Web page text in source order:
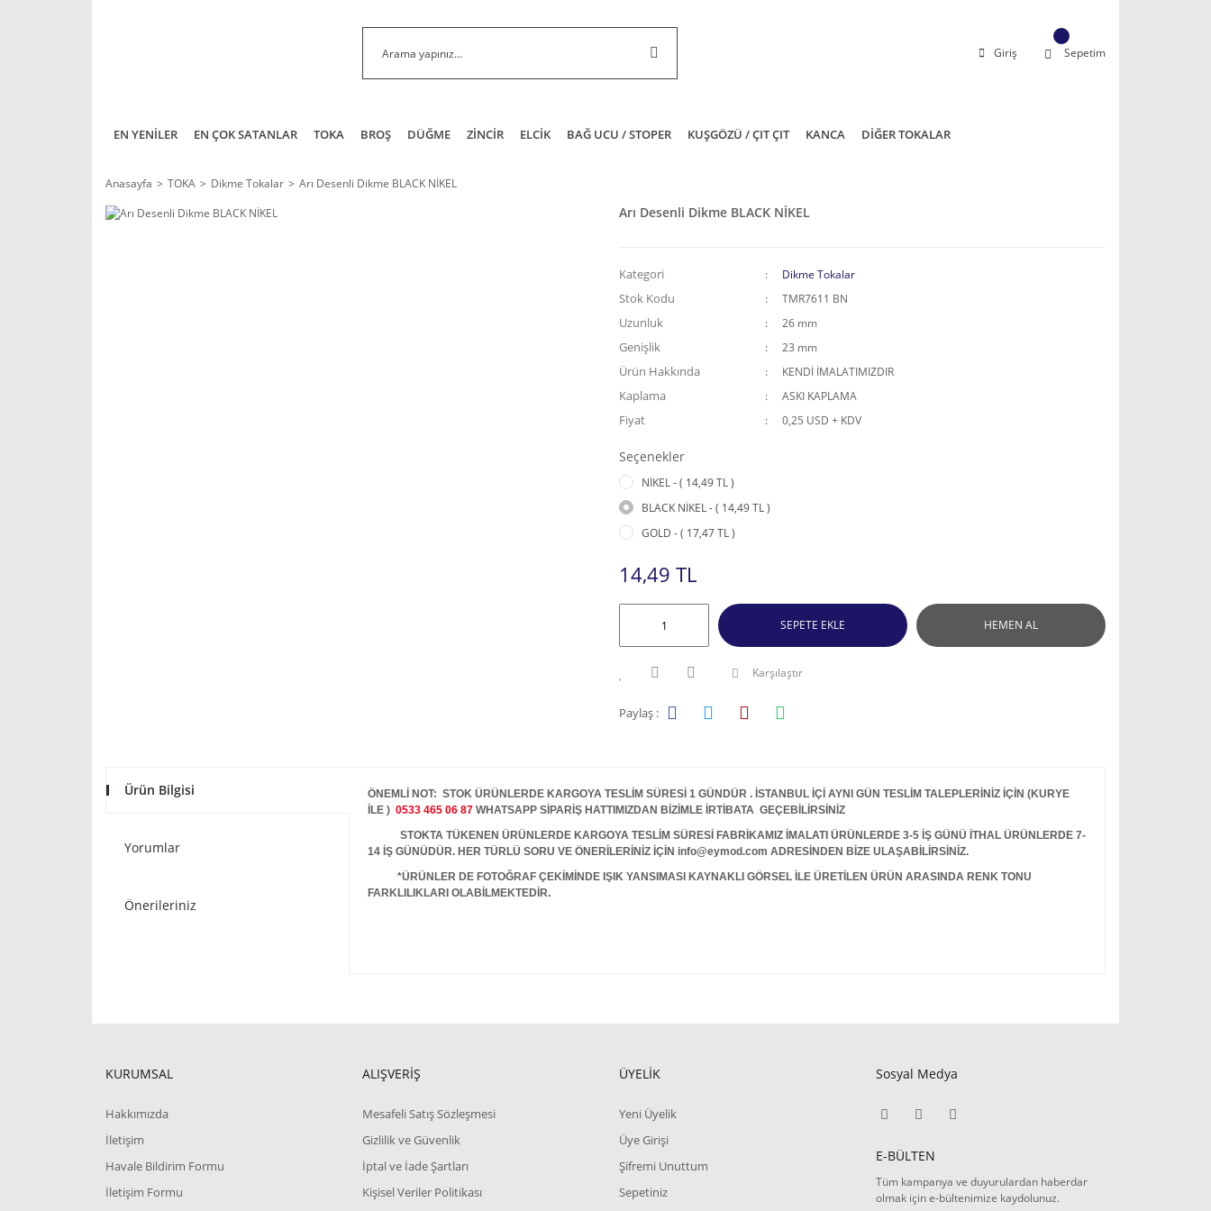
Giriş Sepetim
EN YENİLER EN ÇOK SATANLAR TOKA BROŞ DÜĞME ZİNCİR ELCİK BAĞ UCU / STOPER KUŞGÖZÜ / ÇIT ÇIT KANCA DİĞER TOKALAR
Anasayfa TOKA Dikme Tokalar Arı Desenli Dikme BLACK NİKEL
Arı Desenli Dikme BLACK NİKEL
Kategori Dikme Tokalar
Stok Kodu TMR7611 BN
Uzunluk 26 mm
Genişlik 23 mm
Ürün Hakkında KENDİ İMALATIMIZDIR
Kaplama ASKI KAPLAMA
Fiyat 0,25 USD + KDV
Seçenekler
NİKEL - ( 14,49 TL )
BLACK NİKEL - ( 14,49 TL )
GOLD - ( 17,47 TL )
14,49 TL
SEPETE EKLE HEMEN AL
Karşılaştır
Paylaş :
Ürün Bilgisi
Yorumlar
Önerileriniz
ÖNEMLİ NOT: STOK ÜRÜNLERDE KARGOYA TESLİM SÜRESİ 1 GÜNDÜR . İSTANBUL İÇİ AYNI GÜN TESLİM TALEPLERİNİZ İÇİN (KURYE
İLE ) 0533 465 06 87 WHATSAPP SİPARİŞ HATTIMIZDAN BİZİMLE İRTİBATA GEÇEBİLİRSİNİZ
STOKTA TÜKENEN ÜRÜNLERDE KARGOYA TESLİM SÜRESİ FABRİKAMIZ İMALATI ÜRÜNLERDE 3-5 İŞ GÜNÜ İTHAL ÜRÜNLERDE 7-
14 İŞ GÜNÜDÜR. HER TÜRLÜ SORU VE ÖNERİLERİNİZ İÇİN info@eymod.com ADRESİNDEN BİZE ULAŞABİLİRSİNİZ.
*ÜRÜNLER DE FOTOĞRAF ÇEKİMİNDE IŞIK YANSIMASI KAYNAKLI GÖRSEL İLE ÜRETİLEN ÜRÜN ARASINDA RENK TONU
FARKLILIKLARI OLABİLMEKTEDİR.
KURUMSAL
Hakkımızda
İletişim
Havale Bildirim Formu
İletişim Formu
ALIŞVERİŞ
Mesafeli Satış Sözleşmesi
Gizlilik ve Güvenlik
İptal ve İade Şartları
Kişisel Veriler Politikası
ÜYELİK
Yeni Üyelik
Üye Girişi
Şifremi Unuttum
Sepetiniz
Sosyal Medya
E-BÜLTEN
Tüm kampanya ve duyurulardan haberdar
olmak için e-bültenimize kaydolunuz.